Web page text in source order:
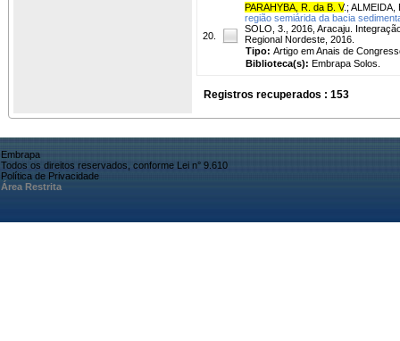
20.
PARAHYBA, R. da B. V.; ALMEIDA,
região semiárida da bacia
SOLO, 3., 2016, Aracaju.
Regional Nordeste, 2016.
Tipo: Artigo em Anais de
Biblioteca(s): Embrapa Solos.
Registros recuperados : 153
Embrapa
Todos os direitos reservados, conforme Lei n° 9.610
Política de Privacidade
Área Restrita